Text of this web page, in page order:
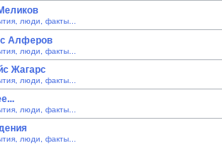
люди, факты...
Алферов
люди, факты...
Жагарс
люди, факты...
люди, факты...
люди, факты...